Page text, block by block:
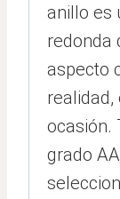
anillo es
redonda
aspecto
ocasión.
grado